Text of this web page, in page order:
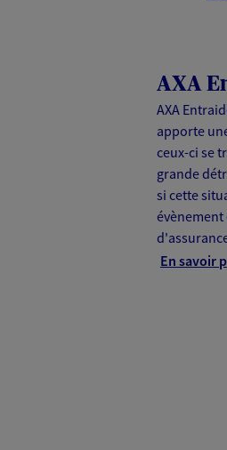
AXA
AXA
apporte
ceux-ci se
grande
si cette
En savoir